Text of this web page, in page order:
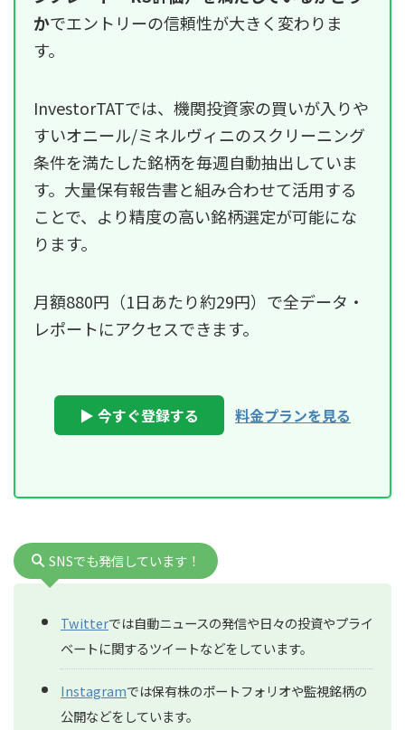
かでエントリーの信頼性が大きく変わりま
す。
InvestorTATでは、機関投資家の買いが入りや
すいオニール/ミネルヴィニのスクリーニング
条件を満たした銘柄を毎週自動抽出していま
す。大量保有報告書と組み合わせて活用する
ことで、より精度の高い銘柄選定が可能にな
ります。
月額880円（1日あたり約29円）で全データ・
レポートにアクセスできます。
▶ 今すぐ登録する 料金プランを見る
SNSでも発信しています！
Twitterでは自動ニュースの発信や日々の投資やプライ
ベートに関するツイートなどをしています。
Instagramでは保有株のポートフォリオや監視銘柄の
公開などをしています。